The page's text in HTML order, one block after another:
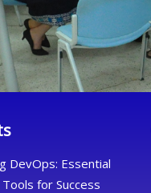
DevOps: Essential
Tools for Success